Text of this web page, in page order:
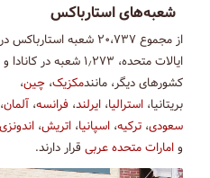
شعبه‌های استارباکس
کشورهای دیگر، مانندمکزیک، چین،
بریتانیا، استرالیا، ایرلند، فرانسه، آلمان،
سعودی، ترکیه، اسپانیا، اتریش، اندونزی
وامارات متحده عربیقرار دارند.